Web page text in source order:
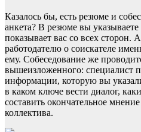
Казалось бы, есть резюме и
анкета? В резюме вы
показывает вас со всех сторон.
работодателю о соискателе
ему. Собеседование же
вышеизложенного: специалист
информации, которую вы
в каком ключе вести диалог,
составить окончательное
коллектива.